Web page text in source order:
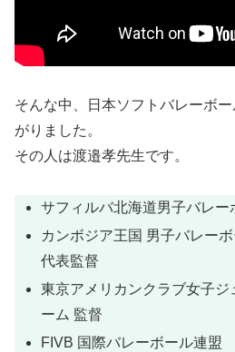
そんな中、日本ソフトバレーボ
がりました。
その人は渡邉孝先生です。
サフィルバ北海道男子バレー
カンボジア王国 男子バレー
代表監督
東京アメリカンクラブ女子ジ
ーム 監督
FIVB 国際バレーボール連盟